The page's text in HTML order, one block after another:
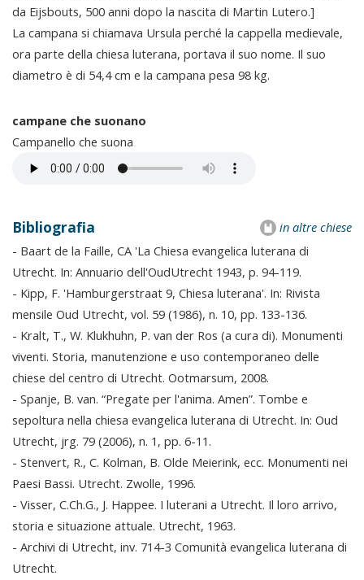
da Eijsbouts, 500 anni dopo la nascita di Martin Lutero.]
La campana si chiamava Ursula perché la cappella medievale,
ora parte della chiesa luterana, portava il suo nome. Il suo
diametro è di 54,4 cm e la campana pesa 98 kg.
campane che suonano
Campanello che suona
in altre chiese
Bibliografia
- Baart de la Faille, CA 'La Chiesa evangelica luterana di
Utrecht. In: Annuario dell'OudUtrecht 1943, p. 94-119.
- Kipp, F. 'Hamburgerstraat 9, Chiesa luterana'. In: Rivista
mensile Oud Utrecht, vol. 59 (1986), n. 10, pp. 133-136.
- Kralt, T., W. Klukhuhn, P. van der Ros (a cura di). Monumenti
viventi. Storia, manutenzione e uso contemporaneo delle
chiese del centro di Utrecht. Ootmarsum, 2008.
- Spanje, B. van. “Pregate per l'anima. Amen”. Tombe e
sepoltura nella chiesa evangelica luterana di Utrecht. In: Oud
Utrecht, jrg. 79 (2006), n. 1, pp. 6-11.
- Stenvert, R., C. Kolman, B. Olde Meierink, ecc. Monumenti nei
Paesi Bassi. Utrecht. Zwolle, 1996.
- Visser, C.Ch.G., J. Happee. I luterani a Utrecht. Il loro arrivo,
storia e situazione attuale. Utrecht, 1963.
- Archivi di Utrecht, inv. 714-3 Comunità evangelica luterana di
Utrecht.